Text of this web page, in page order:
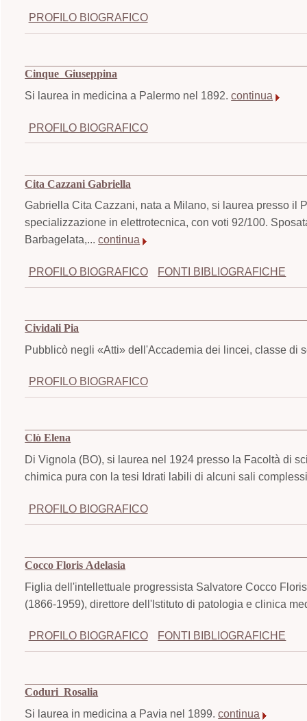
PROFILO BIOGRAFICO
Cinque Giuseppina
Si laurea in medicina a Palermo nel 1892.continua
PROFILO BIOGRAFICO
Cita Cazzani Gabriella
Gabriella Cita Cazzani, nata a Milano, si laurea presso il
specializzazione in elettrotecnica, con voti 92/100.
Barbagelata,...continua
PROFILO BIOGRAFICO FONTI BIBLIOGRAFICHE
Cividali Pia
Pubblicò negli «Atti» dell'Accademia dei lincei, classe di
PROFILO BIOGRAFICO
Clò Elena
Di Vignola (BO), si laurea nel 1924 presso la Facoltà di
chimica pura con la tesi Idrati labili di alcuni sali
PROFILO BIOGRAFICO
Cocco Floris Adelasia
Figlia dell'intellettuale progressista Salvatore Cocco
(1866-1959), direttore dell'Istituto di patologia e clinica
PROFILO BIOGRAFICO FONTI BIBLIOGRAFICHE
Coduri Rosalia
Si laurea in medicina a Pavia nel 1899.continua